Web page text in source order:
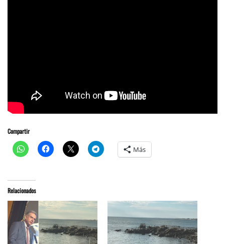
Compartir
Más
Relacionados